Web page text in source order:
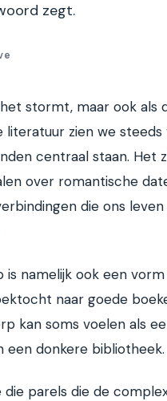
zegt.
stormt, maar ook als
literatuur zien we steeds
centraal staan. Het
over romantische
die ons
is namelijk ook een
naar goede
kan soms voelen als
een donkere bibliotheek.
die parels die de